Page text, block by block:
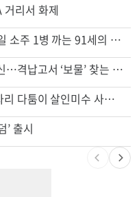
리서 화제
“술에 이것 한방울 넣어라” 매일 소주 1병 까는 91세의 철칙
74m짜리 보잉777, 화물기 변신…격납고서 ‘보물’ 찾는 인천공항
잠수 중 공기 끊었다? 랍스터 자리 다툼이 살인미수 사건으로
’ 출시